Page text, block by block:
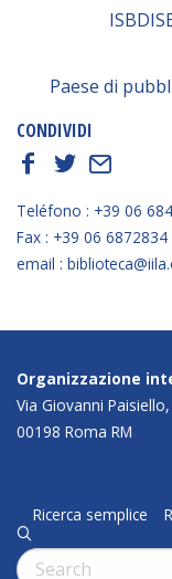
Paese di
CONDIVIDI
f
t E
Teléfono : +39 06
Fax : +39 06 6872834
email :
Organizzazione
Via Giovanni
00198 Roma RM
Ricerca semplice
q
Cerca: